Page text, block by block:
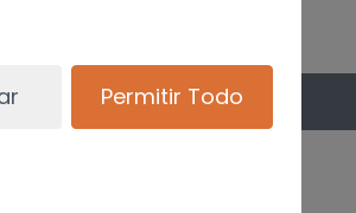
Permitir Todo